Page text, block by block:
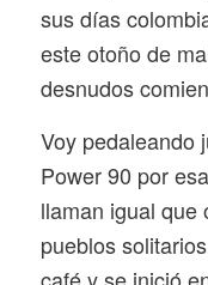
sus días
este otoño de
desnudos
Voy pedaleando
Power 90 por
llaman igual que
pueblos